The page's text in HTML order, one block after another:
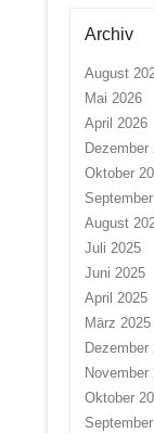
Archiv
August
Mai 2026
April 2026
Dezember
Oktober
August
Juli 2025
Juni 2025
April 2025
März 2025
Dezember
November
Oktober